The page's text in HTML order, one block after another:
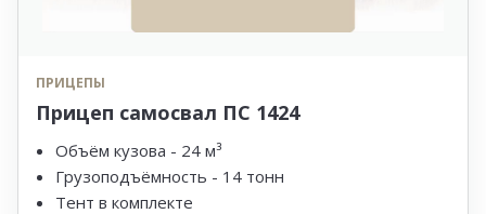
ПРИЦЕПЫ
Прицеп самосвал ПС 1424
Объём кузова - 24 м³
Грузоподъёмность - 14 тонн
Тент в комплекте